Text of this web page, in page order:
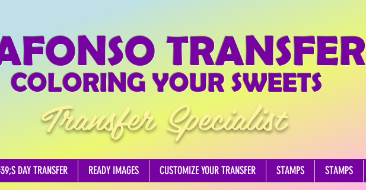
TRANSFER
COLORING YOUR SWEETS
Transfer Specialist
DAY TRANSFER READY IMAGES CUSTOMIZE YOUR TRANSFER STAMPS STAMPS